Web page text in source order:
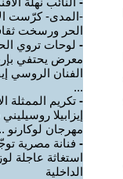
-المدى- كرّست
الحر ورسخت
- لوحات تروي
معرض يحتفي
الفنان الروسي
...
- تكريم الممثلة
إيزابيلا
مهرجان لوكارنو
- فنانة مصرية
استغاثة عاجلة
الداخلية